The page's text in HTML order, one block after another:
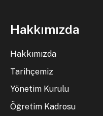
Hakkımızda
Hakkımızda
Tarihçemiz
Yönetim Kurulu
Öğretim Kadrosu